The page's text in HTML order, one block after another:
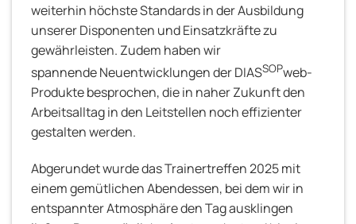
weiterhin höchste Standards in der Ausbildung
unserer Disponenten und Einsatzkräfte zu
gewährleisten. Zudem haben wir
spannende Neuentwicklungen der DIASSOPweb-
Produkte besprochen, die in naher Zukunft den
Arbeitsalltag in den Leitstellen noch effizienter
gestalten werden.
Abgerundet wurde das Trainertreffen 2025 mit
einem gemütlichen Abendessen, bei dem wir in
entspannter Atmosphäre den Tag ausklingen